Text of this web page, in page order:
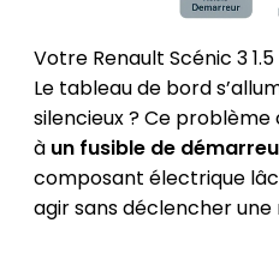
Votre Renault Scénic 3
Le tableau de bord
silencieux ? Ce
à un fusible de
composant électrique
agir sans déclencher une